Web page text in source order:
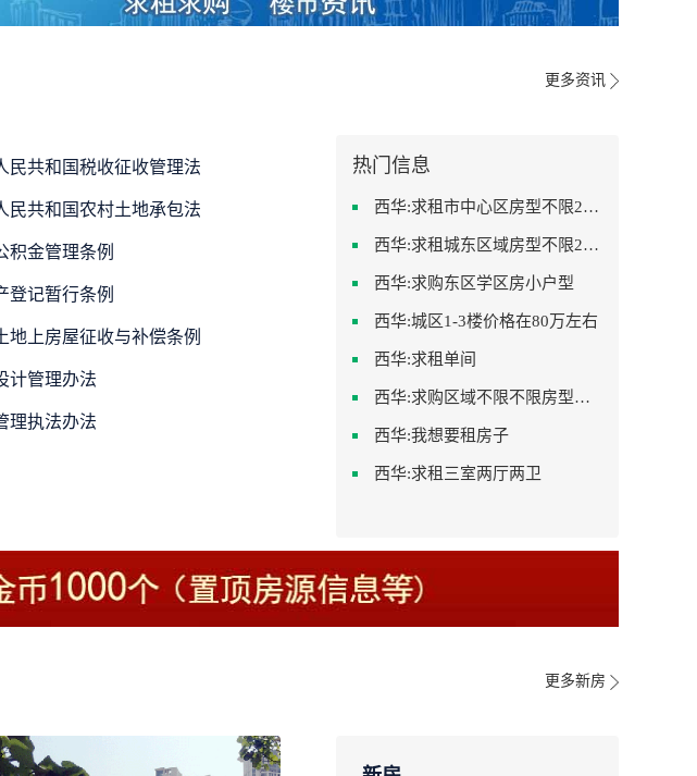
更多资讯
民共和国税收征收管理法
民共和国农村土地承包法
积金管理条例
登记暂行条例
地上房屋征收与补偿条例
计管理办法
理执法办法
热门信息
西华:求租市中心区房型不限2室1厅中档装修
西华:求租城东区域房型不限2室2卫装修不限2000
西华:求购东区学区房小户型
西华:城区1-3楼价格在80万左右
西华:求租单间
西华:求购区域不限不限房型不限两室一厅简单装修
西华:我想要租房子
西华:求租三室两厅两卫
更多新房